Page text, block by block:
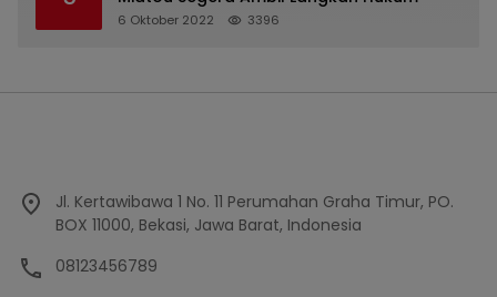
6 Oktober 2022 3396
Jl. Kertawibawa 1 No. 11 Perumahan Graha Timur, PO.
BOX 11000, Bekasi, Jawa Barat, Indonesia
08123456789